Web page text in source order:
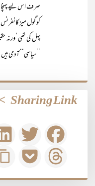
صرف اس لیے
کو گول میز
پہل کی تھی
’’سیاسی‘‘ آدمی
Sharing Link